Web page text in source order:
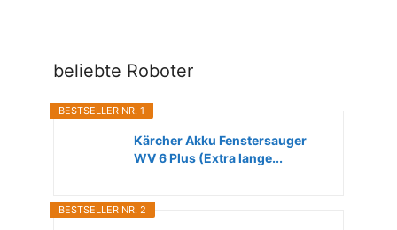
beliebte Roboter
BESTSELLER NR. 1
Kärcher Akku Fenstersauger
WV 6 Plus (Extra lange...
BESTSELLER NR. 2